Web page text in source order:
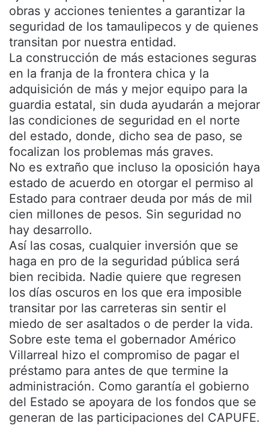
obras y acciones tenientes a garantizar la
seguridad de los tamaulipecos y de quienes
transitan por nuestra entidad.
La construcción de más estaciones seguras
en la franja de la frontera chica y la
adquisición de más y mejor equipo para la
guardia estatal, sin duda ayudarán a mejorar
las condiciones de seguridad en el norte
del estado, donde, dicho sea de paso, se
focalizan los problemas más graves.
No es extraño que incluso la oposición haya
estado de acuerdo en otorgar el permiso al
Estado para contraer deuda por más de mil
cien millones de pesos. Sin seguridad no
hay desarrollo.
Así las cosas, cualquier inversión que se
haga en pro de la seguridad pública será
bien recibida. Nadie quiere que regresen
los días oscuros en los que era imposible
transitar por las carreteras sin sentir el
miedo de ser asaltados o de perder la vida.
Sobre este tema el gobernador Américo
Villarreal hizo el compromiso de pagar el
préstamo para antes de que termine la
administración. Como garantía el gobierno
del Estado se apoyara de los fondos que se
generan de las participaciones del CAPUFE.